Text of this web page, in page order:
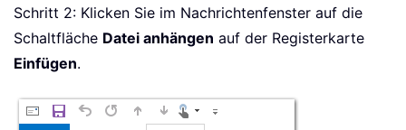
Schritt 2: Klicken Sie im Nachrichtenfenster auf die
Schaltfläche Datei anhängen auf der Registerkarte
Einfügen.